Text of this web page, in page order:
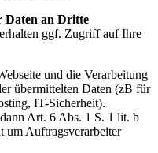
Daten an Dritte
ggf. Zugriff auf Ihre
und die Verarbeitung
übermittelten Daten (zB für
IT-Sicherheit).
Art. 6 Abs. 1 S. 1 lit. b
um Auftragsverarbeiter